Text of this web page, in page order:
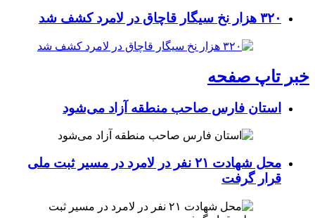
۳۲۰ هزار نخ سیگار قاچاق در لامرد کشف شد
خبر تاپ صفحه
استان فارس صاحب منطقه آزاد می‌شود
محل شهادت ۲۱ نفر در لامرد در مسیر ثبت ملی
قرار گرفت